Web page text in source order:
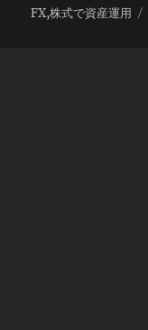
FX,株式で資産運用